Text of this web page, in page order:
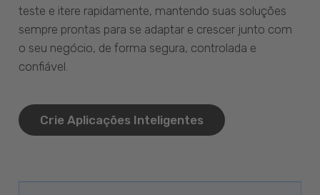
teste e itere rapidamente, mantendo suas soluções
sempre prontas para se adaptar e crescer junto com
o seu negócio, de forma segura, controlada e
confiável.
Crie Aplicações Inteligentes